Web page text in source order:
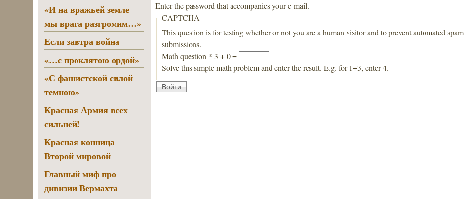
Enter the password that accompanies your e-mail.
CAPTCHA
This question is for testing whether or not you are a human visitor and to prevent automated spam
submissions.
Math question * 3 + 0 =
Solve this simple math problem and enter the result. E.g. for 1+3, enter 4.
«И на вражьей земле
мы врага разгромим…»
Если завтра война
«…с проклятою ордой»
«С фашистской силой
темною»
Красная Армия всех
сильней!
Красная конница
Второй мировой
Главный миф про
дивизии Вермахта